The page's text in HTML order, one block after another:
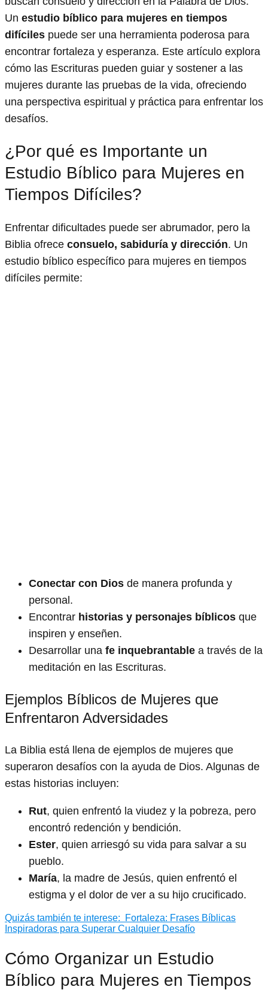
Un estudio bíblico para mujeres en tiempos
difíciles puede ser una herramienta poderosa para
encontrar fortaleza y esperanza. Este artículo explora
cómo las Escrituras pueden guiar y sostener a las
mujeres durante las pruebas de la vida, ofreciendo
una perspectiva espiritual y práctica para enfrentar los
desafíos.
¿Por qué es Importante un
Estudio Bíblico para Mujeres en
Tiempos Difíciles?
Enfrentar dificultades puede ser abrumador, pero la
Biblia ofrece consuelo, sabiduría y dirección. Un
estudio bíblico específico para mujeres en tiempos
difíciles permite:
Conectar con Dios de manera profunda y
personal.
Encontrar historias y personajes bíblicos que
inspiren y enseñen.
Desarrollar una fe inquebrantable a través de la
meditación en las Escrituras.
Ejemplos Bíblicos de Mujeres que
Enfrentaron Adversidades
La Biblia está llena de ejemplos de mujeres que
superaron desafíos con la ayuda de Dios. Algunas de
estas historias incluyen:
Rut, quien enfrentó la viudez y la pobreza, pero
encontró redención y bendición.
Ester, quien arriesgó su vida para salvar a su
pueblo.
María, la madre de Jesús, quien enfrentó el
estigma y el dolor de ver a su hijo crucificado.
Quizás también te interese:
Fortaleza: Frases Bíblicas
Inspiradoras para Superar Cualquier Desafío
Cómo Organizar un Estudio
Bíblico para Mujeres en Tiempos